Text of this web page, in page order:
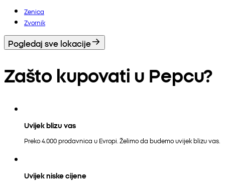
Zenica
Zvornik
Pogledaj sve lokacije
Zašto kupovati u Pepcu?
Uvijek blizu vas
Preko 4.000 prodavnica u Evropi. Želimo da budemo uvijek blizu vas.
Uvijek niske cijene